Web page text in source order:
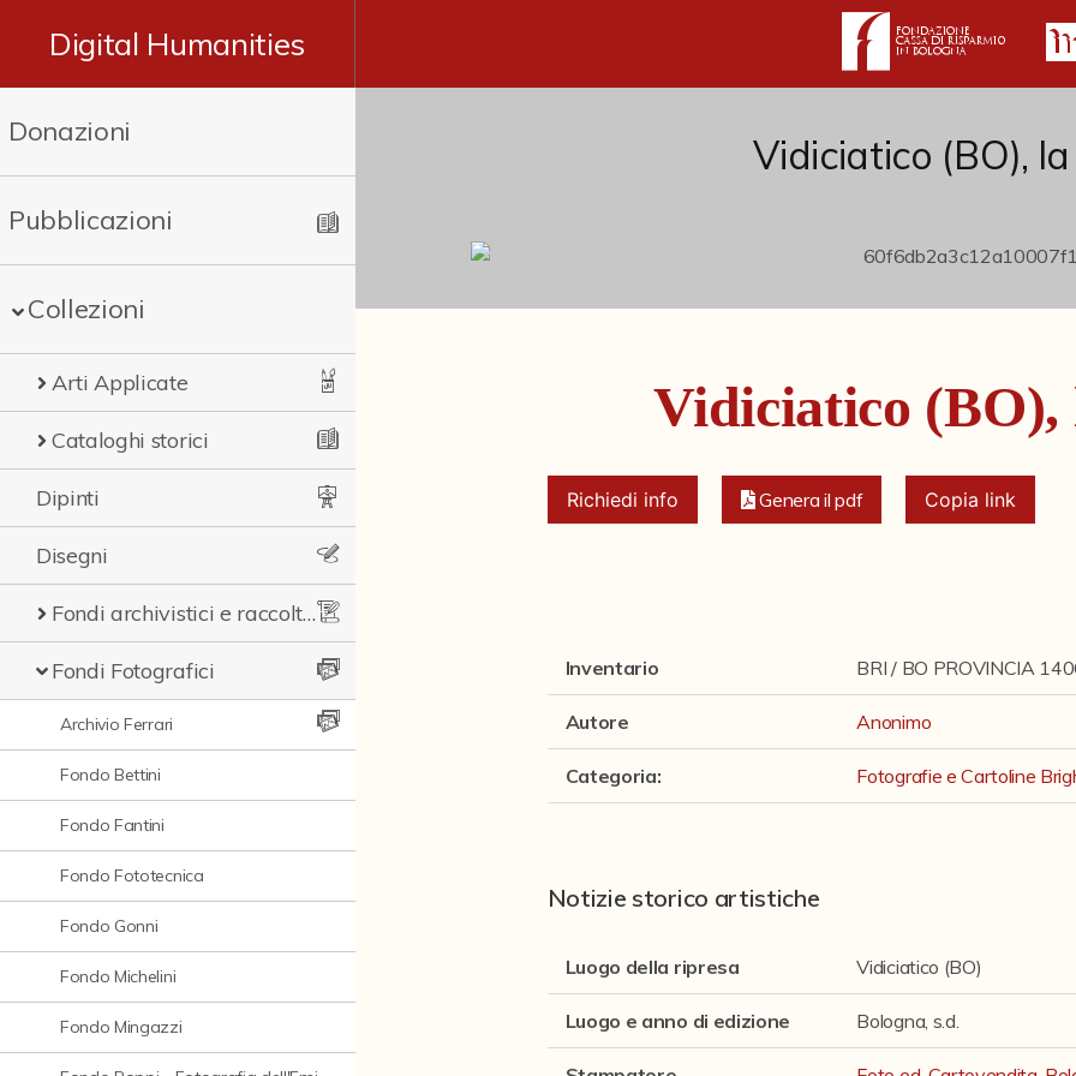
Digital Humanities
Donazioni
Pubblicazioni
Collezioni
Arti Applicate
Cataloghi storici
Dipinti
Disegni
Fondi archivistici e raccolte documentarie
Fondi Fotografici
Archivio Ferrari
Fondo Bettini
Fondo Fantini
Fondo Fototecnica
Fondo Gonni
Fondo Michelini
Fondo Mingazzi
Vidiciatico (BO),
Vidiciatico (BO),
Richiedi info Genera il pdf Copia link
Inventario BRI / BO PROVINCIA
Autore Anonimo
Categoria: Fotografie e Cartoline
Notizie storico artistiche
Luogo della ripresa Vidiciatico (BO)
Luogo e anno di edizione Bologna, s.d.